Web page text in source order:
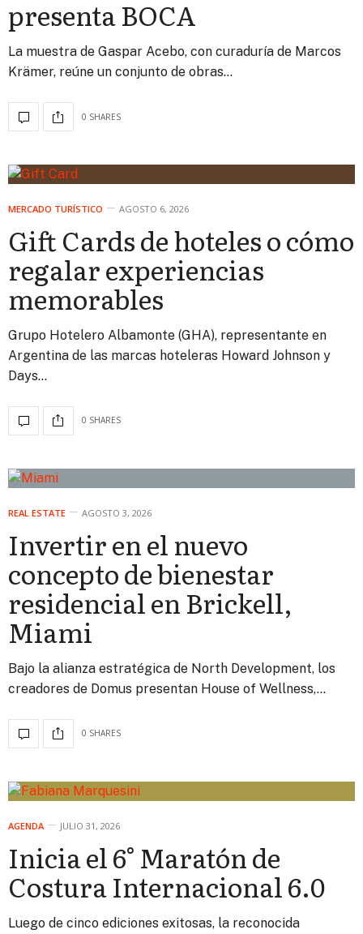
presenta BOCA
La muestra de Gaspar Acebo, con curaduría de Marcos
Krämer, reúne un conjunto de obras…
0 SHARES
MERCADO TURÍSTICO AGOSTO 6, 2026
Gift Cards de hoteles o cómo
regalar experiencias
memorables
Grupo Hotelero Albamonte (GHA), representante en
Argentina de las marcas hoteleras Howard Johnson y
Days…
0 SHARES
REAL ESTATE AGOSTO 3, 2026
Invertir en el nuevo
concepto de bienestar
residencial en Brickell,
Miami
Bajo la alianza estratégica de North Development, los
creadores de Domus presentan House of Wellness,…
0 SHARES
AGENDA JULIO 31, 2026
Inicia el 6° Maratón de
Costura Internacional 6.0
Luego de cinco ediciones exitosas, la reconocida